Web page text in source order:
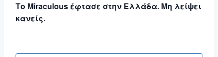
Το Miraculous έφτασε στην Ελλάδα. Μη λείψει
κανείς.